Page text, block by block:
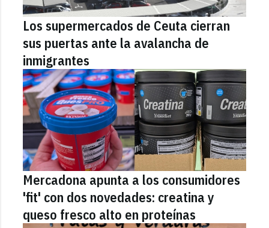
Los supermercados de Ceuta cierran
sus puertas ante la avalancha de
inmigrantes
Mercadona apunta a los consumidores
'fit' con dos novedades: creatina y
queso fresco alto en proteínas